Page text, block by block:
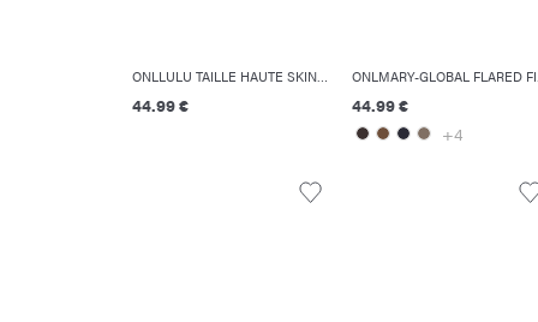
ONLLULU TAILLE HAUTE SKINNY FIT JEANS
44.99 €
44.99 €
+4